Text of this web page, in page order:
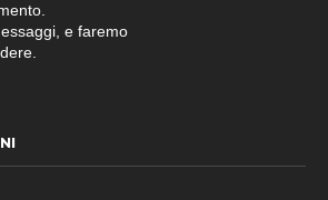
e faremo